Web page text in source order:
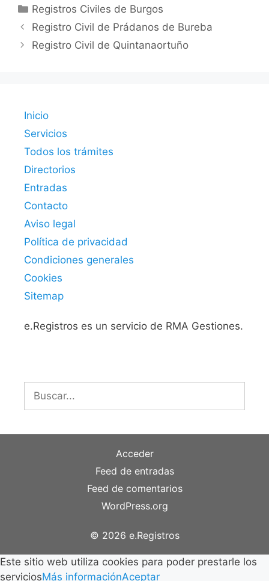
Categorías
Registros Civiles de Burgos
Registro Civil de Prádanos de Bureba
Registro Civil de Quintanaortuño
Inicio
Servicios
Todos los trámites
Directorios
Entradas
Contacto
Aviso legal
Política de privacidad
Condiciones generales
Cookies
Sitemap
e.Registros es un servicio de RMA Gestiones.
Buscar:
Acceder
Feed de entradas
Feed de comentarios
WordPress.org
© 2026 e.Registros
Este sitio web utiliza cookies para poder prestarle los
serviciosMás informaciónAceptar